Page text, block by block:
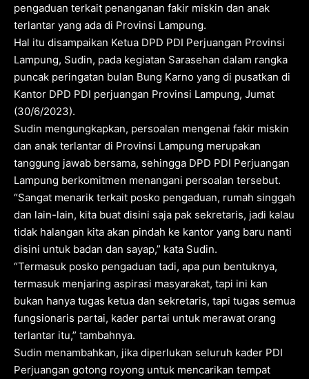
pengaduan terkait penanganan fakir miskin dan anak
terlantar yang ada di Provinsi Lampung.
Hal itu disampaikan Ketua DPD PDI Perjuangan Provinsi
Lampung, Sudin, pada kegiatan Sarasehan dalam rangka
puncak peringatan bulan Bung Karno yang di pusatkan di
Kantor DPD PDI perjuangan Provinsi Lampung, Jumat
(30/6/2023).
Sudin mengungkapkan, persoalan mengenai fakir miskin
dan anak terlantar di Provinsi Lampung merupakan
tanggung jawab bersama, sehingga DPD PDI Perjuangan
Lampung berkomitmen menangani persoalan tersebut.
“Sangat menarik terkait posko pengaduan, rumah singgah
dan lain-lain, kita buat disini saja pak sekretaris, jadi kalau
tidak halangan kita akan pindah ke kantor yang baru nanti
disini untuk badan dan sayap,” kata Sudin.
“Termasuk posko pengaduan tadi, apa pun bentuknya,
termasuk menjaring aspirasi masyarakat, tapi ini kan
bukan hanya tugas ketua dan sekretaris, tapi tugas semua
fungsionaris partai, kader partai untuk merawat orang
terlantar itu,” tambahnya.
Sudin menambahkan, jika diperlukan seluruh kader PDI
Perjuangan gotong royong untuk mencarikan tempat